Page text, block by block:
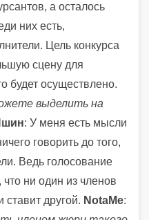
а осталось
них есть,
Цель конкурса
сцену для
будет осуществлено.
выделить на
: У меня есть мысли
говорить до того,
Ведь голосование
ни один из членов
ставит другой. NotaMe: